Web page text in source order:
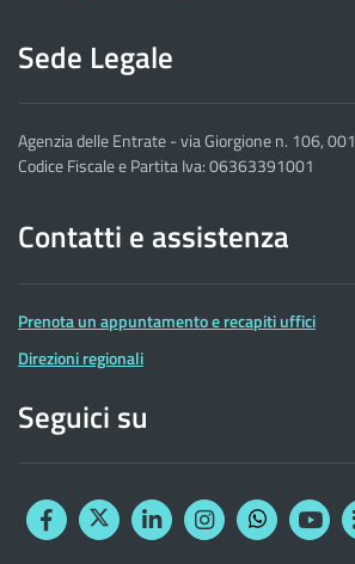
Sede Legale
Agenzia delle Entrate - via Giorgione n. 106,
Codice Fiscale e Partita Iva: 06363391001
Contatti e assistenza
Prenota un appuntamento e recapiti uffici
Direzioni regionali
Seguici su
FacebookTwitterLinkedinInstagram